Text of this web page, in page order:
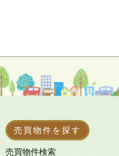
売買物件を探す
売買物件検索